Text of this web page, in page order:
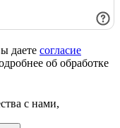
даете согласие
об обработке
с нами,